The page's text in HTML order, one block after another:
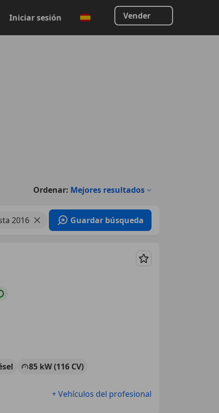
Iniciar sesión Vender
Ordenar: Mejores resultados
2016 Guardar búsqueda
Guardar
85 kW (116 CV)
+ Vehículos del profesional